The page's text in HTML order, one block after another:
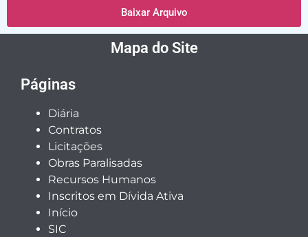
Baixar Arquivo
Mapa do Site
Páginas
Diária
Contratos
Licitações
Obras Paralisadas
Recursos Humanos
Inscritos em Dívida Ativa
Início
SIC